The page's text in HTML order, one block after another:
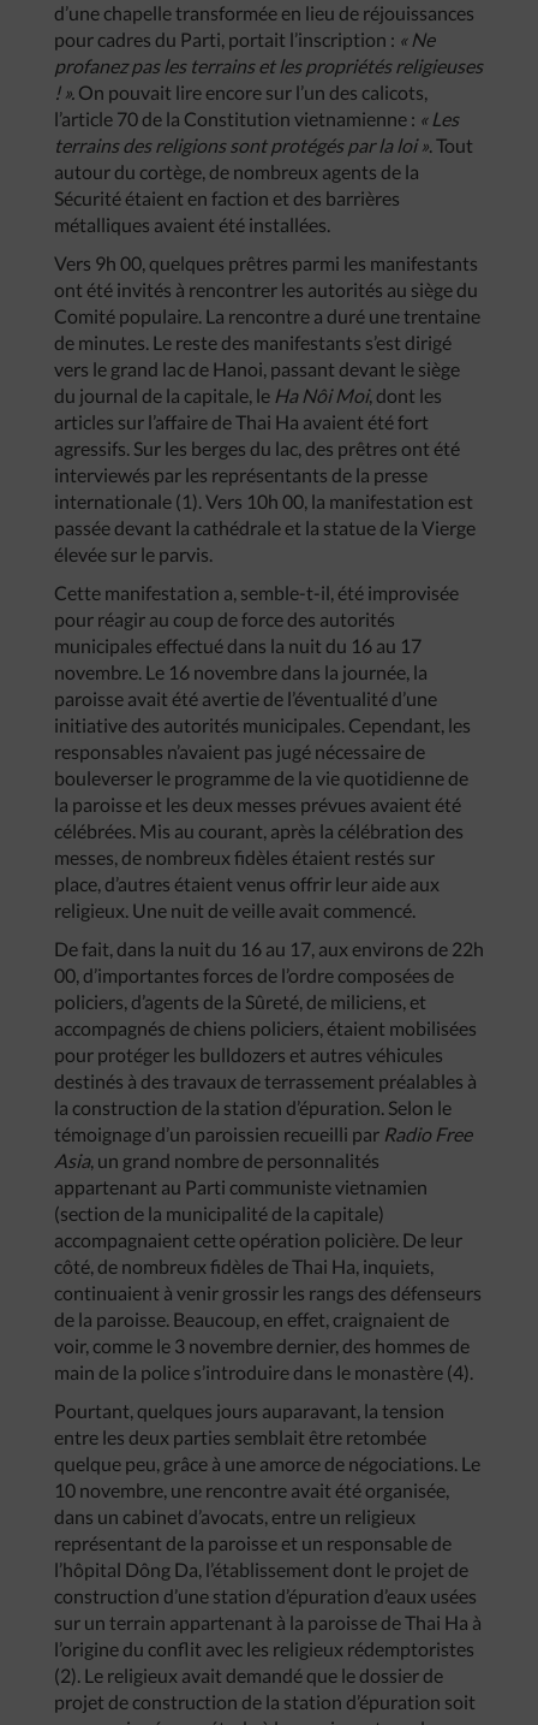
d’une chapelle transformée en lieu de réjouissances
pour cadres du Parti, portait l’inscription : « Ne
profanez pas les terrains et les propriétés religieuses
! ». On pouvait lire encore sur l’un des calicots,
l’article 70 de la Constitution vietnamienne : « Les
terrains des religions sont protégés par la loi ». Tout
autour du cortège, de nombreux agents de la
Sécurité étaient en faction et des barrières
métalliques avaient été installées.
Vers 9h 00, quelques prêtres parmi les manifestants
ont été invités à rencontrer les autorités au siège du
Comité populaire. La rencontre a duré une trentaine
de minutes. Le reste des manifestants s’est dirigé
vers le grand lac de Hanoi, passant devant le siège
du journal de la capitale, le Ha Nôi Moi, dont les
articles sur l’affaire de Thai Ha avaient été fort
agressifs. Sur les berges du lac, des prêtres ont été
interviewés par les représentants de la presse
internationale (1). Vers 10h 00, la manifestation est
passée devant la cathédrale et la statue de la Vierge
élevée sur le parvis.
Cette manifestation a, semble-t-il, été improvisée
pour réagir au coup de force des autorités
municipales effectué dans la nuit du 16 au 17
novembre. Le 16 novembre dans la journée, la
paroisse avait été avertie de l’éventualité d’une
initiative des autorités municipales. Cependant, les
responsables n’avaient pas jugé nécessaire de
bouleverser le programme de la vie quotidienne de
la paroisse et les deux messes prévues avaient été
célébrées. Mis au courant, après la célébration des
messes, de nombreux fidèles étaient restés sur
place, d’autres étaient venus offrir leur aide aux
religieux. Une nuit de veille avait commencé.
De fait, dans la nuit du 16 au 17, aux environs de 22h
00, d’importantes forces de l’ordre composées de
policiers, d’agents de la Sûreté, de miliciens, et
accompagnés de chiens policiers, étaient mobilisées
pour protéger les bulldozers et autres véhicules
destinés à des travaux de terrassement préalables à
la construction de la station d’épuration. Selon le
témoignage d’un paroissien recueilli par Radio Free
Asia, un grand nombre de personnalités
appartenant au Parti communiste vietnamien
(section de la municipalité de la capitale)
accompagnaient cette opération policière. De leur
côté, de nombreux fidèles de Thai Ha, inquiets,
continuaient à venir grossir les rangs des défenseurs
de la paroisse. Beaucoup, en effet, craignaient de
voir, comme le 3 novembre dernier, des hommes de
main de la police s’introduire dans le monastère (4).
Pourtant, quelques jours auparavant, la tension
entre les deux parties semblait être retombée
quelque peu, grâce à une amorce de négociations. Le
10 novembre, une rencontre avait été organisée,
dans un cabinet d’avocats, entre un religieux
représentant de la paroisse et un responsable de
l’hôpital Dông Da, l’établissement dont le projet de
construction d’une station d’épuration d’eaux usées
sur un terrain appartenant à la paroisse de Thai Ha à
l’origine du conflit avec les religieux rédemptoristes
(2). Le religieux avait demandé que le dossier de
projet de construction de la station d’épuration soit